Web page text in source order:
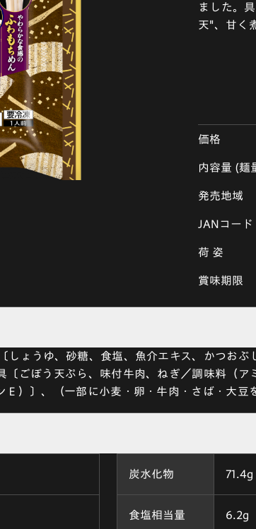
ました。
天"、甘く
価格
内容量 (麺
発売地域
JANコード
荷 姿
賞味期限
ょうゆ、砂糖、食塩、魚介エキス、かつおぶ
ごぼう天ぷら、味付牛肉、ねぎ／調味料（
）〕、（一部に小麦・卵・牛肉・さば・大豆
炭水化物 71.4g
食塩相当量 6.2g